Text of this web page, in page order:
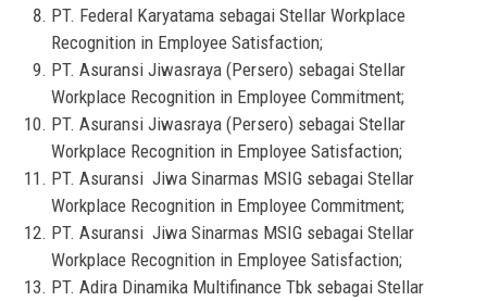
PT. Federal Karyatama sebagai Stellar Workplace
Recognition in Employee Satisfaction;
PT. Asuransi Jiwasraya (Persero) sebagai Stellar
Workplace Recognition in Employee Commitment;
PT. Asuransi Jiwasraya (Persero) sebagai Stellar
Workplace Recognition in Employee Satisfaction;
PT. Asuransi Jiwa Sinarmas MSIG sebagai Stellar
Workplace Recognition in Employee Commitment;
PT. Asuransi Jiwa Sinarmas MSIG sebagai Stellar
Workplace Recognition in Employee Satisfaction;
PT. Adira Dinamika Multifinance Tbk sebagai Stellar